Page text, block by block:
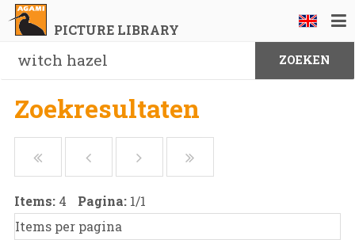
PICTURE LIBRARY
Zoekresultaten
Items: 4 Pagina: 1/1